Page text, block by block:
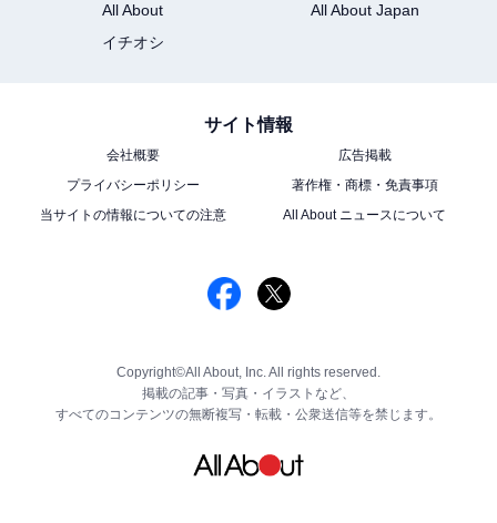
All About
All About Japan
イチオシ
サイト情報
会社概要
広告掲載
プライバシーポリシー
著作権・商標・免責事項
当サイトの情報についての注意
All About ニュースについて
Copyright©All About, Inc. All rights reserved.
掲載の記事・写真・イラストなど、
すべてのコンテンツの無断複写・転載・公衆送信等を禁じます。